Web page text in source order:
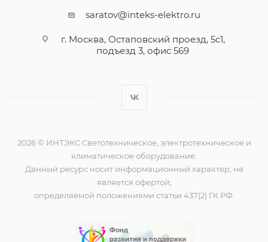
saratov@inteks-elektro.ru
г. Москва, Остаповский проезд, 5с1,
подъезд 3, офис 569
2026 © ИНТЭКС Светотехническое, электротехническое и
климатическое оборудование.
Данный ресурс носит информационный характер, не
является офертой,
определяемой положениями статьи 437(2) ГК РФ.